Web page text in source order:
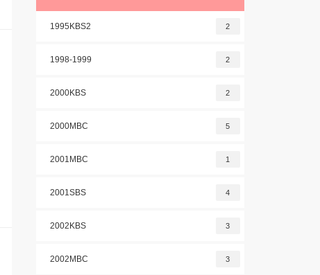
1995KBS2 2
1998-1999 2
2000KBS 2
2000MBC 5
2001MBC 1
2001SBS 4
2002KBS 3
2002MBC 3